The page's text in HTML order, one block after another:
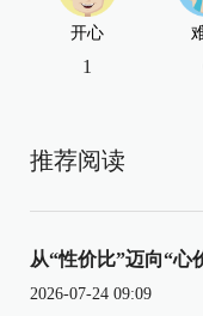
开心
1
推荐阅读
从“性价比”迈向“心
2026-07-24 09:09